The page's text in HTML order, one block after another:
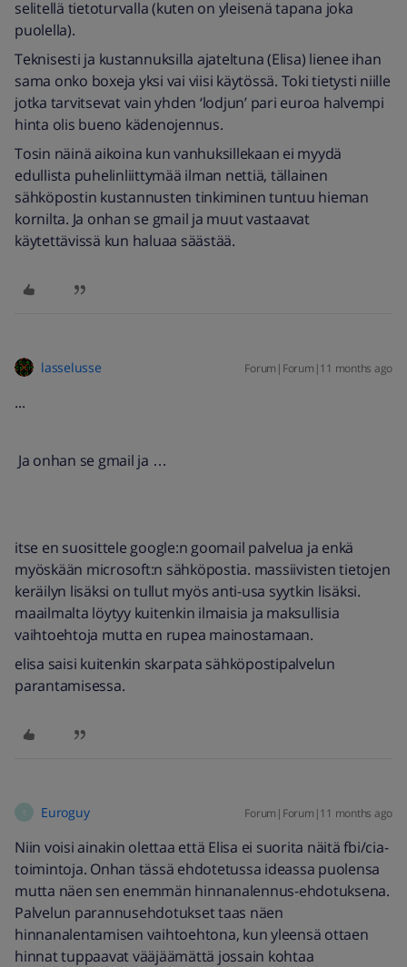
selitellä tietoturvalla (kuten on yleisenä tapana joka
puolella).
Teknisesti ja kustannuksilla ajateltuna (Elisa) lienee ihan
sama onko boxeja yksi vai viisi käytössä. Toki tietysti niille
jotka tarvitsevat vain yhden ‘lodjun’ pari euroa halvempi
hinta olis bueno kädenojennus.
Tosin näinä aikoina kun vanhuksillekaan ei myydä
edullista puhelinliittymää ilman nettiä, tällainen
sähköpostin kustannusten tinkiminen tuntuu hieman
kornilta. Ja onhan se gmail ja muut vastaavat
käytettävissä kun haluaa säästää.
lasselusse Forum|Forum|11 months ago
...
Ja onhan se gmail ja …
itse en suosittele google:n goomail palvelua ja enkä
myöskään microsoft:n sähköpostia. massiivisten tietojen
keräilyn lisäksi on tullut myös anti-usa syytkin lisäksi.
maailmalta löytyy kuitenkin ilmaisia ja maksullisia
vaihtoehtoja mutta en rupea mainostamaan.
elisa saisi kuitenkin skarpata sähköpostipalvelun
parantamisessa.
Euroguy Forum|Forum|11 months ago
Niin voisi ainakin olettaa että Elisa ei suorita näitä fbi/cia-
toimintoja. Onhan tässä ehdotetussa ideassa puolensa
mutta näen sen enemmän hinnanalennus-ehdotuksena.
Palvelun parannusehdotukset taas näen
hinnanalentamisen vaihtoehtona, kun yleensä ottaen
hinnat tuppaavat vääjäämättä jossain kohtaa